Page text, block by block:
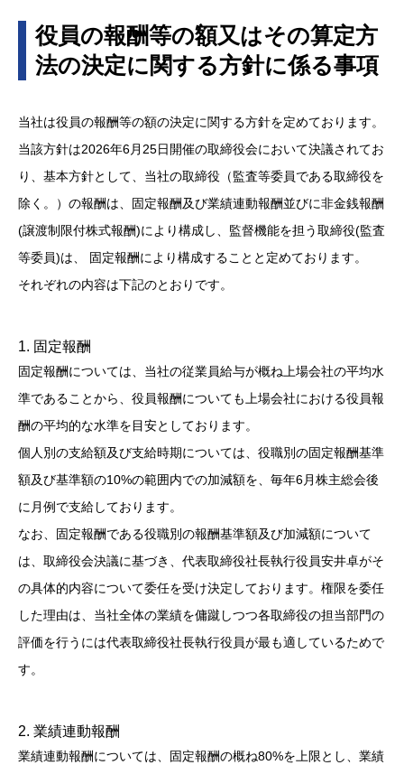
役員の報酬等の額又はその算定方
法の決定に関する方針に係る事項
当社は役員の報酬等の額の決定に関する方針を定めております。
当該方針は2026年6月25日開催の取締役会において決議されてお
り、基本方針として、当社の取締役（監査等委員である取締役を
除く。）の報酬は、固定報酬及び業績連動報酬並びに非金銭報酬
(譲渡制限付株式報酬)により構成し、監督機能を担う取締役(監査
等委員)は、 固定報酬により構成することと定めております。
それぞれの内容は下記のとおりです。
1. 固定報酬
固定報酬については、当社の従業員給与が概ね上場会社の平均水
準であることから、役員報酬についても上場会社における役員報
酬の平均的な水準を目安としております。
個人別の支給額及び支給時期については、役職別の固定報酬基準
額及び基準額の10%の範囲内での加減額を、毎年6月株主総会後
に月例で支給しております。
なお、固定報酬である役職別の報酬基準額及び加減額について
は、取締役会決議に基づき、代表取締役社長執行役員安井卓がそ
の具体的内容について委任を受け決定しております。権限を委任
した理由は、当社全体の業績を傭蹴しつつ各取締役の担当部門の
評価を行うには代表取締役社長執行役員が最も適しているためで
す。
2. 業績連動報酬
業績連動報酬については、固定報酬の概ね80%を上限とし、業績